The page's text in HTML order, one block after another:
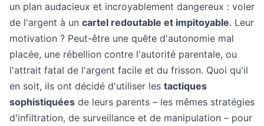
un plan audacieux et incroyablement dangereux : voler
de l'argent à un cartel redoutable et impitoyable. Leur
motivation ? Peut-être une quête d'autonomie mal
placée, une rébellion contre l'autorité parentale, ou
l'attrait fatal de l'argent facile et du frisson. Quoi qu'il
en soit, ils ont décidé d'utiliser les tactiques
sophistiquées de leurs parents – les mêmes stratégies
d'infiltration, de surveillance et de manipulation – pour